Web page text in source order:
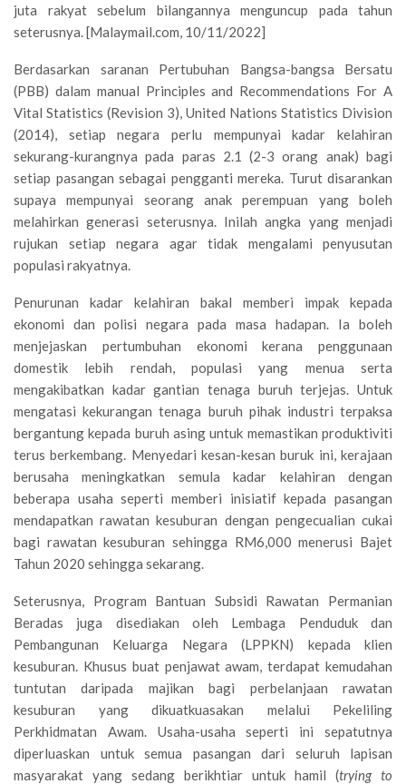
juta rakyat sebelum bilangannya menguncup pada tahun
seterusnya. [Malaymail.com, 10/11/2022]
Berdasarkan saranan Pertubuhan Bangsa-bangsa Bersatu
(PBB) dalam manual Principles and Recommendations For A
Vital Statistics (Revision 3), United Nations Statistics Division
(2014), setiap negara perlu mempunyai kadar kelahiran
sekurang-kurangnya pada paras 2.1 (2-3 orang anak) bagi
setiap pasangan sebagai pengganti mereka. Turut disarankan
supaya mempunyai seorang anak perempuan yang boleh
melahirkan generasi seterusnya. Inilah angka yang menjadi
rujukan setiap negara agar tidak mengalami penyusutan
populasi rakyatnya.
Penurunan kadar kelahiran bakal memberi impak kepada
ekonomi dan polisi negara pada masa hadapan. Ia boleh
menjejaskan pertumbuhan ekonomi kerana penggunaan
domestik lebih rendah, populasi yang menua serta
mengakibatkan kadar gantian tenaga buruh terjejas. Untuk
mengatasi kekurangan tenaga buruh pihak industri terpaksa
bergantung kepada buruh asing untuk memastikan produktiviti
terus berkembang. Menyedari kesan-kesan buruk ini, kerajaan
berusaha meningkatkan semula kadar kelahiran dengan
beberapa usaha seperti memberi inisiatif kepada pasangan
mendapatkan rawatan kesuburan dengan pengecualian cukai
bagi rawatan kesuburan sehingga RM6,000 menerusi Bajet
Tahun 2020 sehingga sekarang.
Seterusnya, Program Bantuan Subsidi Rawatan Permanian
Beradas juga disediakan oleh Lembaga Penduduk dan
Pembangunan Keluarga Negara (LPPKN) kepada klien
kesuburan. Khusus buat penjawat awam, terdapat kemudahan
tuntutan daripada majikan bagi perbelanjaan rawatan
kesuburan yang dikuatkuasakan melalui Pekeliling
Perkhidmatan Awam. Usaha-usaha seperti ini sepatutnya
diperluaskan untuk semua pasangan dari seluruh lapisan
masyarakat yang sedang berikhtiar untuk hamil (trying to